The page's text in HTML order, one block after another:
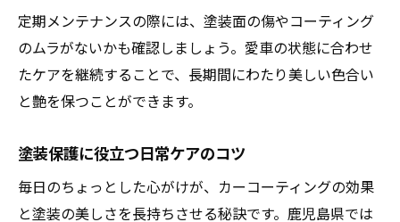
定期メンテナンスの際には、塗装面の傷やコーティング
のムラがないかも確認しましょう。愛車の状態に合わせ
たケアを継続することで、長期間にわたり美しい色合い
と艶を保つことができます。
塗装保護に役立つ日常ケアのコツ
毎日のちょっとした心がけが、カーコーティングの効果
と塗装の美しさを長持ちさせる秘訣です。鹿児島県では